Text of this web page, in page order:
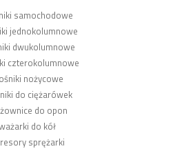
samochodowe
jednokolumnowe
dwukolumnowe
czterokolumnowe
nożycowe
do ciężarówek
do opon
do kół
sprężarki